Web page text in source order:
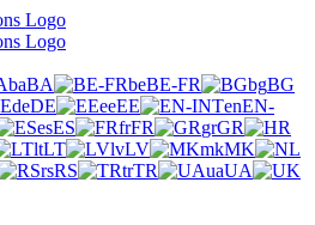
baBA beBE-FR bgBG
deDE eeEE enEN-
esES frFR grGR
ltLT lvLV mkMK
rsRS trTR uaUA